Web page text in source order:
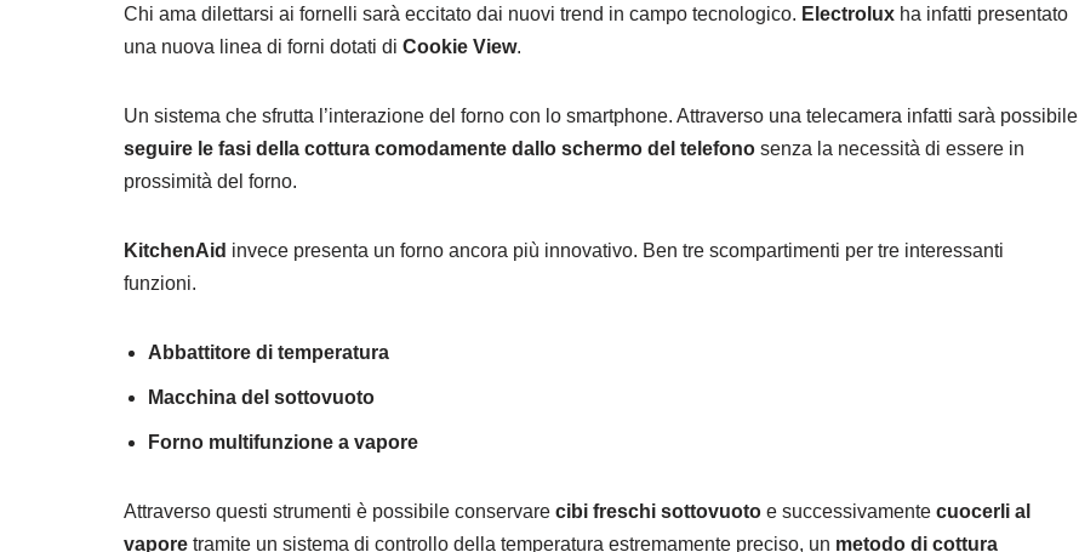
Chi ama dilettarsi ai fornelli sarà eccitato dai nuovi trend in campo tecnologico. Electrolux ha infatti presentato
una nuova linea di forni dotati di Cookie View.
Un sistema che sfrutta l’interazione del forno con lo smartphone. Attraverso una telecamera infatti sarà possibile
seguire le fasi della cottura comodamente dallo schermo del telefono senza la necessità di essere in
prossimità del forno.
KitchenAid invece presenta un forno ancora più innovativo. Ben tre scompartimenti per tre interessanti
funzioni.
Abbattitore di temperatura
Macchina del sottovuoto
Forno multifunzione a vapore
Attraverso questi strumenti è possibile conservare cibi freschi sottovuoto e successivamente cuocerli al
vapore tramite un sistema di controllo della temperatura estremamente preciso, un metodo di cottura